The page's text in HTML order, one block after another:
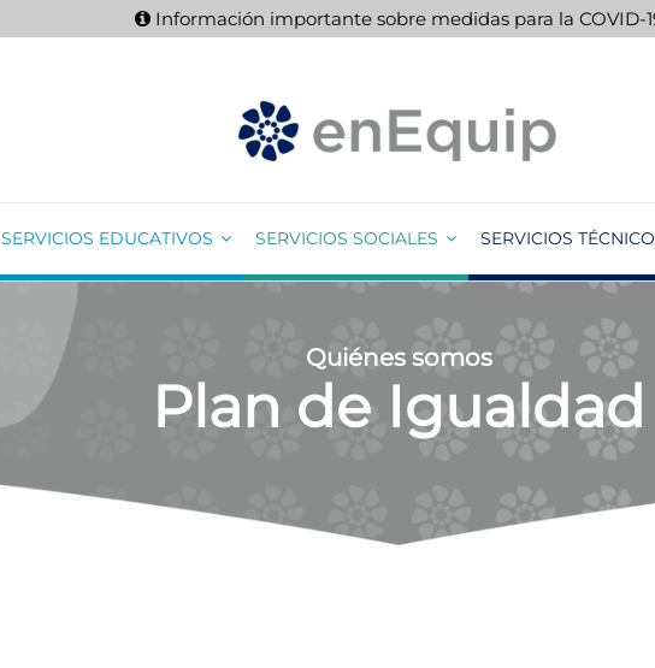
Información importante sobre medidas para la COVID-
SERVICIOS EDUCATIVOS SERVICIOS SOCIALES SERVICIOS
Quiénes somos
Plan de Igualdad